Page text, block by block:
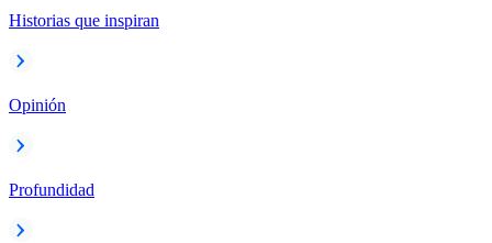
Historias que inspiran
Opinión
Profundidad